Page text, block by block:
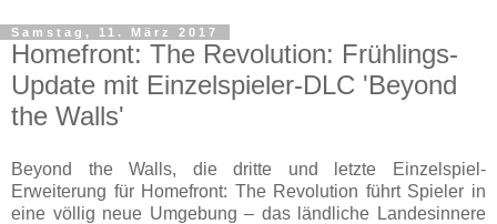
Samstag, 11. März 2017
Homefront: The Revolution: Frühlings-
Update mit Einzelspieler-DLC 'Beyond
the Walls'
Beyond the Walls, die dritte und letzte Einzelspiel-
Erweiterung für Homefront: The Revolution führt Spieler in
eine völlig neue Umgebung – das ländliche Landesinnere